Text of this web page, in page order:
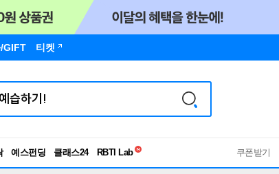
/GIFT 티켓
예스펀딩 클래스24
독서유형검사
쿠폰받기